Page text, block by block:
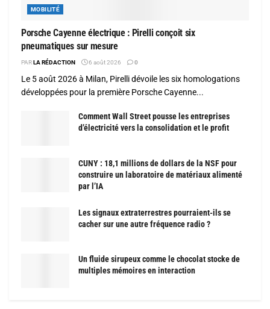
MOBILITÉ
Porsche Cayenne électrique : Pirelli conçoit six
pneumatiques sur mesure
PAR LA RÉDACTION 6 août 2026 0
Le 5 août 2026 à Milan, Pirelli dévoile les six homologations
développées pour la première Porsche Cayenne...
Comment Wall Street pousse les entreprises
d’électricité vers la consolidation et le profit
CUNY : 18,1 millions de dollars de la NSF pour
construire un laboratoire de matériaux alimenté
par l’IA
Les signaux extraterrestres pourraient-ils se
cacher sur une autre fréquence radio ?
Un fluide sirupeux comme le chocolat stocke de
multiples mémoires en interaction